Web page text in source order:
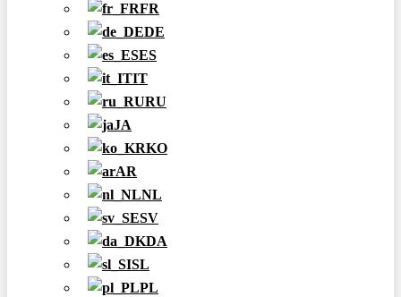
FR
DE
ES
IT
RU
JA
KO
AR
NL
SV
DA
SL
PL